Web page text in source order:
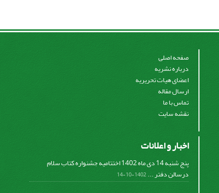
صفحه اصلی
درباره نشریه
اعضای هیات تحریریه
ارسال مقاله
تماس با ما
نقشه سایت
اخبار و اعلانات
پنج شنبه 14 دی ماه 1402 اختتامیه جشنواره کتاب سلام
درسالن دفتر ...1402-10-14